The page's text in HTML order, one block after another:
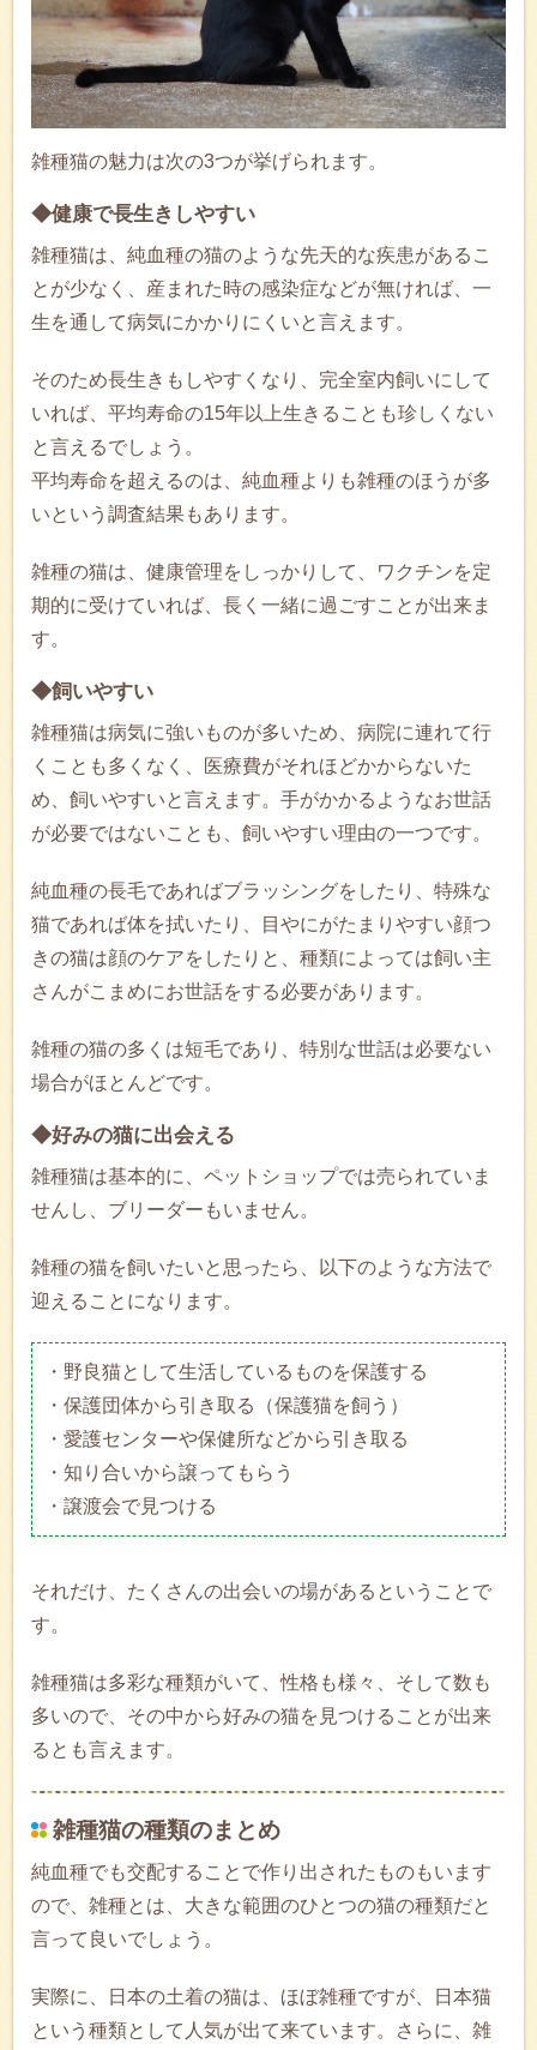
雑種猫の魅力は次の3つが挙げられます。
◆健康で長生きしやすい
雑種猫は、純血種の猫のような先天的な疾患があるこ
とが少なく、産まれた時の感染症などが無ければ、一
生を通して病気にかかりにくいと言えます。
そのため長生きもしやすくなり、完全室内飼いにして
いれば、平均寿命の15年以上生きることも珍しくない
と言えるでしょう。
平均寿命を超えるのは、純血種よりも雑種のほうが多
いという調査結果もあります。
雑種の猫は、健康管理をしっかりして、ワクチンを定
期的に受けていれば、長く一緒に過ごすことが出来ま
す。
◆飼いやすい
雑種猫は病気に強いものが多いため、病院に連れて行
くことも多くなく、医療費がそれほどかからないた
め、飼いやすいと言えます。手がかかるようなお世話
が必要ではないことも、飼いやすい理由の一つです。
純血種の長毛であればブラッシングをしたり、特殊な
猫であれば体を拭いたり、目やにがたまりやすい顔つ
きの猫は顔のケアをしたりと、種類によっては飼い主
さんがこまめにお世話をする必要があります。
雑種の猫の多くは短毛であり、特別な世話は必要ない
場合がほとんどです。
◆好みの猫に出会える
雑種猫は基本的に、ペットショップでは売られていま
せんし、ブリーダーもいません。
雑種の猫を飼いたいと思ったら、以下のような方法で
迎えることになります。
・野良猫として生活しているものを保護する
・保護団体から引き取る（保護猫を飼う）
・愛護センターや保健所などから引き取る
・知り合いから譲ってもらう
・譲渡会で見つける
それだけ、たくさんの出会いの場があるということで
す。
雑種猫は多彩な種類がいて、性格も様々、そして数も
多いので、その中から好みの猫を見つけることが出来
るとも言えます。
雑種猫の種類のまとめ
純血種でも交配することで作り出されたものもいます
ので、雑種とは、大きな範囲のひとつの猫の種類だと
言って良いでしょう。
実際に、日本の土着の猫は、ほぼ雑種ですが、日本猫
という種類として人気が出て来ています。さらに、雑